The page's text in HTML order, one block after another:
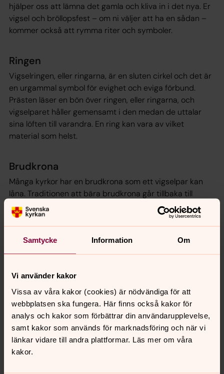
Samtycke Information Om
Vi använder kakor
Vissa av våra kakor (cookies) är nödvändiga för att
webbplatsen ska fungera. Här finns också kakor för
analys och kakor som förbättrar din användarupplevelse,
samt kakor som används för marknadsföring och när vi
länkar vidare till andra plattformar. Läs mer om våra
kakor.
hjälper oss att lämna det gamla och kliva in i det nya. Er
vigsel och bröllopsfest – om ni väljer att ha en sådan –
kommer också att rymma riter och symboler.
Ringen
Vigselringen, eller ringarna, är en sluten cirkel och det är
en urgammal symbol för evighet och eviga förbund.
Prästen läser en bön över ringen, eller ringarna, och
vigselparet håller gemensamt i den medan de uttalar
sina löften till varandra. En ring kan vara av vilket
material som helst.
Brudkrona
Många kyrkor har en brudkrona som ett vigselpar kan
låna. Traditionen att bära brudkrona går tillbaka till
medeltiden. Den var en symbol för jungfru Maria, både
som himmelsdrottning och som den kyska kvinnan.
Brudkrona finns att låna påDonsöoch iTynnered.
I slutet av 1800-talet infördes seden att kasta ris eller
sädeskorn över vigselparet för att bringa fruktsamhet
och rikedom till paret.
I våra kyrkor är det dock endast
tillåtet med blomblad eller såpbubblor.
Läs mer om bröllopets symboler